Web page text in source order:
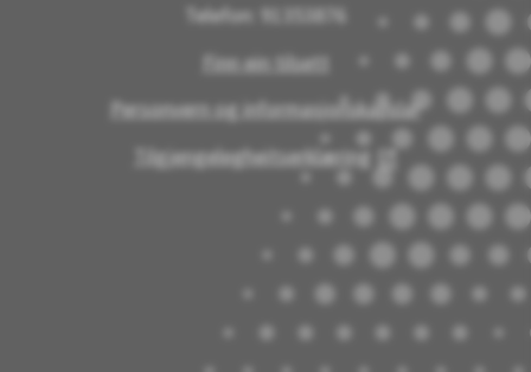
Telefon: 91353876
Finn ein tilsett
Personvern og informasjonskapslar
Tilgjengelegheitserklæring